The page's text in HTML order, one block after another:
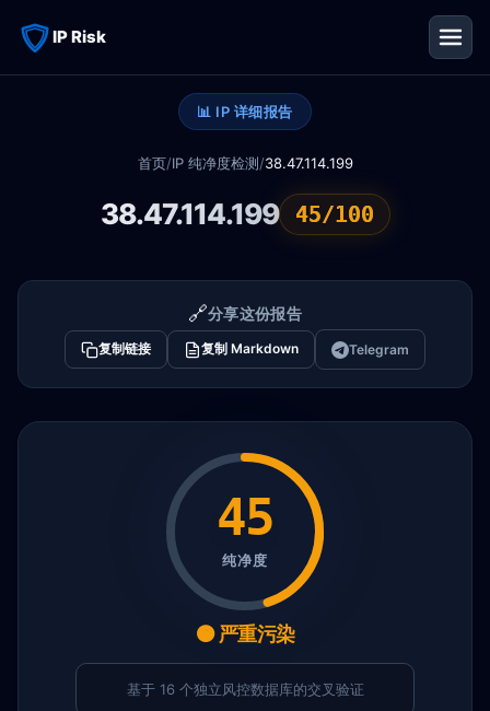
IP Risk
📊 IP 详细报告
首页/IP 纯净度检测/38.47.114.199
38.47.114.199 45/100
🔗分享这份报告
复制链接 复制 Markdown Telegram
45
纯净度
🟠 严重污染
基于 16 个独立风控数据库的交叉验证